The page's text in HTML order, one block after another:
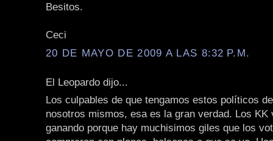
Besitos.
Ceci
20 DE MAYO DE 2009 A LAS 8:32 P.M.
El Leopardo dijo...
Los culpables de que tengamos estos políticos
nosotros mismos, esa es la gran verdad. Los KK
ganando porque hay muchisimos giles que los